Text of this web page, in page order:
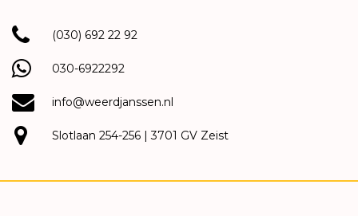
(030) 692 22 92
030-6922292
info@weerdjanssen.nl
Slotlaan 254-256 | 3701 GV Zeist